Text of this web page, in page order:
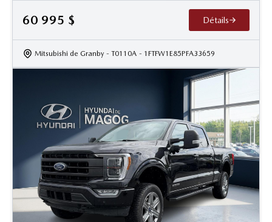
60 995 $ Détails
Mitsubishi de Granby - T0110A - 1FTFW1E85PFA33659